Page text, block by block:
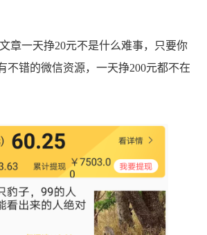
章一天挣20元不是什么难事，只要你
不错的微信资源，一天挣200元都不在